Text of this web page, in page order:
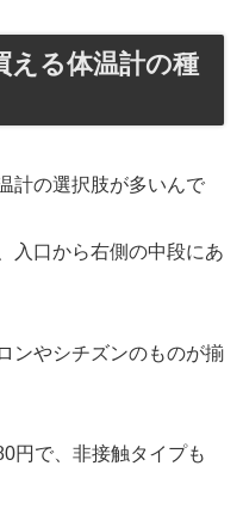
える体温計の種
計の選択肢が多いんで
、入口から右側の中段にあ
ンやシチズンのものが揃
円で、非接触タイプも